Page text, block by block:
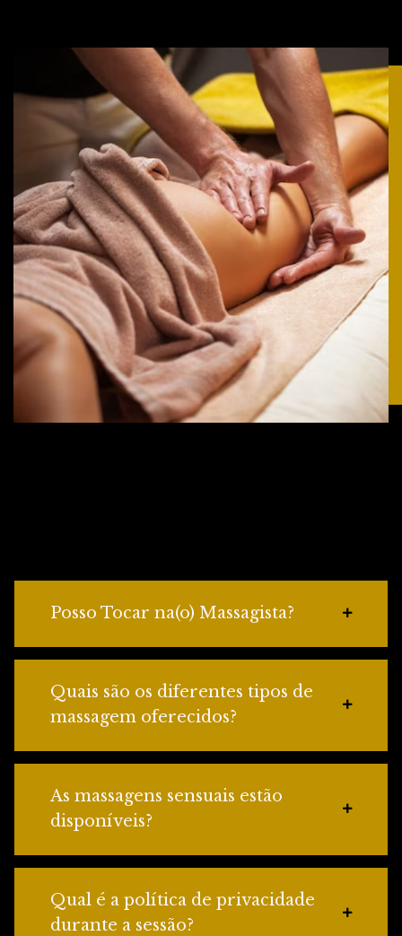
Posso Tocar na(o) Massagista?
Quais são os diferentes tipos de
massagem oferecidos?
As massagens sensuais estão
disponíveis?
Qual é a política de privacidade
durante a sessão?